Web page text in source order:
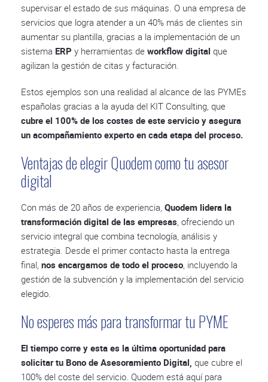
supervisar el estado de sus máquinas. O una empresa de
servicios que logra atender a un 40% más de clientes sin
aumentar su plantilla, gracias a la implementación de un
sistema ERP y herramientas de workflow digital que
agilizan la gestión de citas y facturación.
Estos ejemplos son una realidad al alcance de las PYMEs
españolas gracias a la ayuda del KIT Consulting, que
cubre el 100% de los costes de este servicio y asegura
un acompañamiento experto en cada etapa del proceso.
Ventajas de elegir Quodem como tu asesor
digital
Con más de 20 años de experiencia, Quodem lidera la
transformación digital de las empresas, ofreciendo un
servicio integral que combina tecnología, análisis y
estrategia. Desde el primer contacto hasta la entrega
final, nos encargamos de todo el proceso, incluyendo la
gestión de la subvención y la implementación del servicio
elegido.
No esperes más para transformar tu PYME
El tiempo corre y esta es la última oportunidad para
solicitar tu Bono de Asesoramiento Digital, que cubre el
100% del coste del servicio. Quodem está aquí para